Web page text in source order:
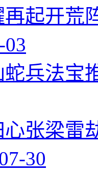
起开荒
03
兵法宝
张梁雷
30